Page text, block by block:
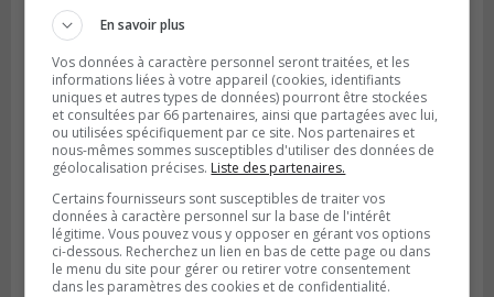
LONGUEUIL
Publié le 5 août 2026 à 08h38
Les Ducs s’inclinent 4‑3 face à ABC 16U
dans un match serré à Longueuil
En savoir plus
Vos données à caractère personnel seront traitées, et les
informations liées à votre appareil (cookies, identifiants
uniques et autres types de données) pourront être stockées
et consultées par 66 partenaires, ainsi que partagées avec lui,
ou utilisées spécifiquement par ce site. Nos partenaires et
nous-mêmes sommes susceptibles d'utiliser des données de
géolocalisation précises. Liste des partenaires.
Certains fournisseurs sont susceptibles de traiter vos
données à caractère personnel sur la base de l'intérêt
légitime. Vous pouvez vous y opposer en gérant vos options
ci-dessous. Recherchez un lien en bas de cette page ou dans
le menu du site pour gérer ou retirer votre consentement
dans les paramètres des cookies et de confidentialité.